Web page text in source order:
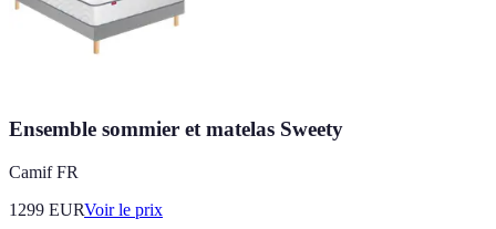
Ensemble sommier et matelas Sweety
Camif FR
1299 EURVoir le prix